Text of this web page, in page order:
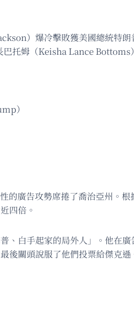
）爆冷擊敗獲美國總統特
托姆（Keisha Lance Bottoms
）
的廣告攻勢席捲了喬治亞州。
四倍。
白手起家的局外人」。他在
後關頭說服了他們投票給傑克遜